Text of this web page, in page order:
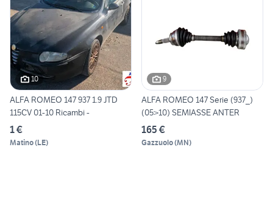
10
ALFA ROMEO 147 937 1.9 JTD
115CV 01-10 Ricambi -
1 €
Matino(LE)
9
ALFA ROMEO 147 Serie (937_)
(05>10) SEMIASSE ANTER
165 €
Gazzuolo(MN)